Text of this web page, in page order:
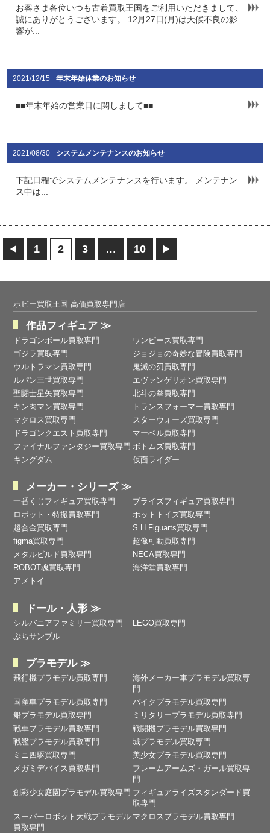
お客さま各位いつも古着買取王国をご利用いただきまして、
誠にありがとうございます。 12月27日(月)は天候不良の影
響が...
2021/12/15 年末年始休業のお知らせ
■■年末年始の営業日に関しまして■■
2021/08/30 システムメンテナンスのお知らせ
下記日程でシステムメンテナンスを行います。 メンテナン
ス中は...
1 2 3 … 10
ホビー買取王国 高価買取専門店
作品フィギュア ≫
ドラゴンボール買取専門
ワンピース買取専門
ゴジラ買取専門
ジョジョの奇妙な冒険買取専門
ウルトラマン買取専門
鬼滅の刃買取専門
ルパン三世買取専門
エヴァンゲリオン買取専門
聖闘士星矢買取専門
北斗の拳買取専門
キン肉マン買取専門
トランスフォーマー買取専門
マクロス買取専門
スターウォーズ買取専門
ドラゴンクエスト買取専門
マーベル買取専門
ファイナルファンタジー買取専門 ボトムズ買取専門
キングダム
仮面ライダー
メーカー・シリーズ ≫
一番くじフィギュア買取専門
プライズフィギュア買取専門
ロボット・特撮買取専門
ホットトイズ買取専門
超合金買取専門
S.H.Figuarts買取専門
figma買取専門
超像可動買取専門
メタルビルド買取専門
NECA買取専門
ROBOT魂買取専門
海洋堂買取専門
アメトイ
ドール・人形 ≫
シルバニアファミリー買取専門
LEGO買取専門
ぷちサンプル
プラモデル ≫
飛行機プラモデル買取専門
海外メーカー車プラモデル買取専
門
国産車プラモデル買取専門
バイクプラモデル買取専門
船プラモデル買取専門
ミリタリープラモデル買取専門
戦車プラモデル買取専門
戦闘機プラモデル買取専門
戦艦プラモデル買取専門
城プラモデル買取専門
ミニ四駆買取専門
美少女プラモデル買取専門
メガミデバイス買取専門
フレームアームズ・ガール買取専
門
創彩少女庭園プラモデル買取専門 フィギュアライズスタンダード買
取専門
スーパーロボット大戦プラモデル
買取専門
マクロスプラモデル買取専門